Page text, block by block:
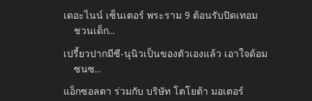
เดอะไนน์ เซ็นเตอร์ พระราม 9 ต้อนรับปิดเทอม
ชวนเด็ก...
เปรี้ยวปากมีซี-นุนิวเป็นของตัวเองแล้ว เอาใจด้อม
ซนซ...
แอ็กซอลตา ร่วมกับ บริษัท โตโยต้า มอเตอร์